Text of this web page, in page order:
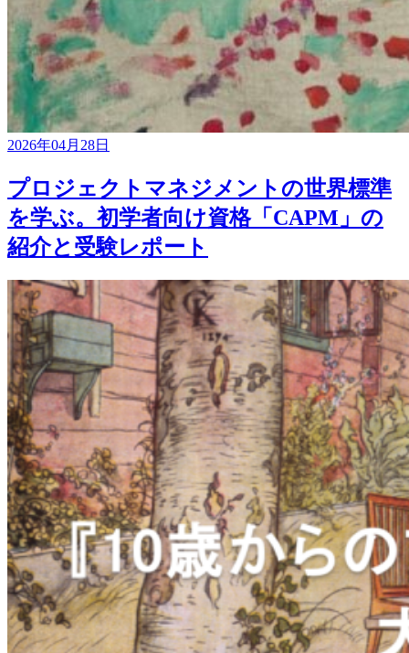
2026年04月28日
プロジェクトマネジメントの世界標準
を学ぶ。初学者向け資格「CAPM」の
紹介と受験レポート